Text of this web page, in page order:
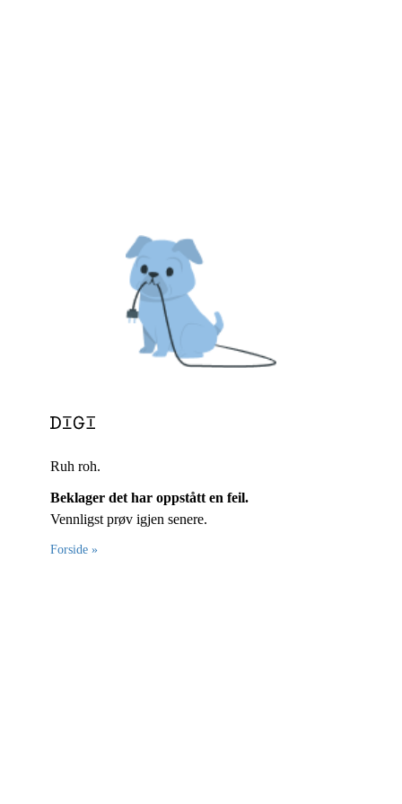
Ruh roh.
Beklager det har oppstått en feil.
Vennligst prøv igjen senere.
Forside »